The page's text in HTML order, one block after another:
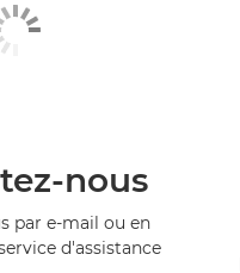
nous
par e-mail ou en
d'assistance